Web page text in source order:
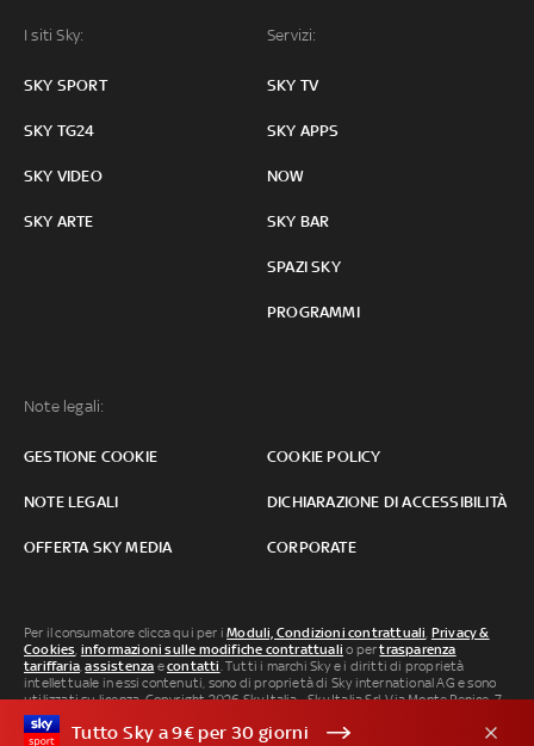
I siti Sky:
SKY SPORT
SKY TG24
SKY VIDEO
SKY ARTE
Servizi:
SKY TV
SKY APPS
NOW
SKY BAR
SPAZI SKY
PROGRAMMI
Note legali:
GESTIONE COOKIE COOKIE POLICY
NOTE LEGALI DICHIARAZIONE DI ACCESSIBILITÀ
OFFERTA SKY MEDIA CORPORATE
Per il consumatore clicca qui per iModuli, Condizioni contrattuali, Privacy &
Cookies, informazioni sulle modifiche contrattuali o pertrasparenza
tariffaria,assistenza econtatti. Tutti i marchi Sky e i diritti di proprietà
intellettuale in essi contenuti, sono di proprietà di Sky international AG e sono
utilizzati su licenza. Copyright 2026 Sky Italia - Sky Italia Srl Via Monte Penice, 7 -
20138 Milano P.IVA 04619241005. SkyTG24: ISSN 3035-1537 e SkySport: ISSN
3035-1545.Segnalazione Abusi
Tutto Sky a 9€ per 30 giorni